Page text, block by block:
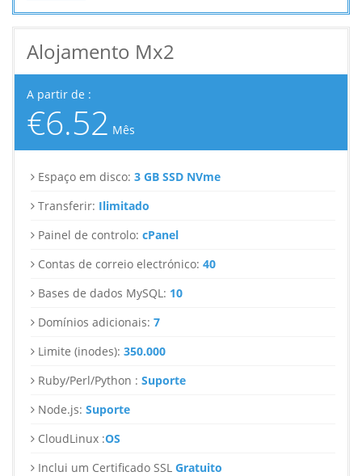
Alojamento Mx2
A partir de :
€6.52 Mês
Espaço em disco: 3 GB SSD NVme
Transferir: Ilimitado
Painel de controlo: cPanel
Contas de correio electrónico: 40
Bases de dados MySQL: 10
Domínios adicionais: 7
Limite (inodes): 350.000
Ruby/Perl/Python : Suporte
Node.js: Suporte
CloudLinux :OS
Inclui um Certificado SSL Gratuito